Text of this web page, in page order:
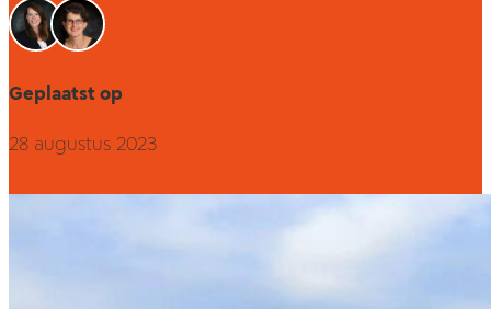
Geplaatst op
28 augustus 2023